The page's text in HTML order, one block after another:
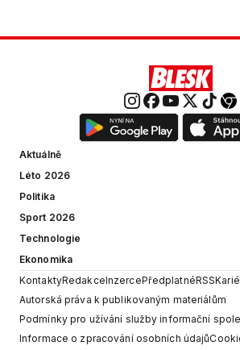
Aktuálně
Léto 2026
Politika
Sport 2026
Technologie
Ekonomika
KontaktyRedakceInzercePředplatnéRSS
Autorská práva k publikovaným materiálům
Podmínky pro užívání služby informační
Informace o zpracování osobních údajů